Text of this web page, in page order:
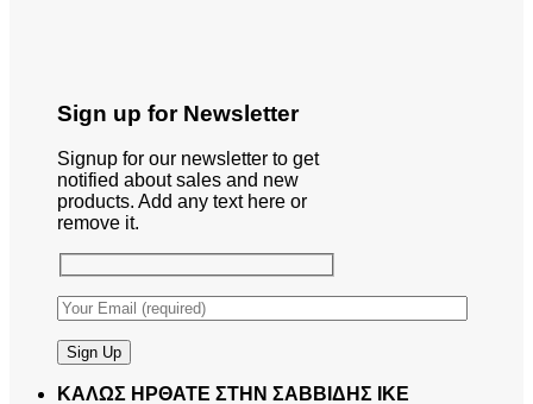
Sign up for Newsletter
Signup for our newsletter to get
notified about sales and new
products. Add any text here or
remove it.
ΚΑΛΩΣ ΗΡΘΑΤΕ ΣΤΗΝ ΣΑΒΒΙΔΗΣ ΙΚΕ